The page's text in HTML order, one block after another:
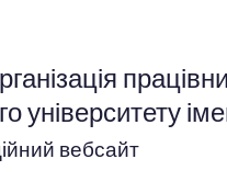
університету
вебсайт